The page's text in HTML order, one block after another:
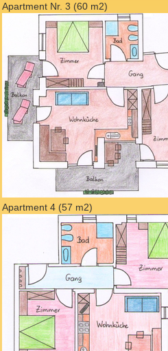
Apartment Nr. 3 (60 m2)
Apartment 4 (57 m2)